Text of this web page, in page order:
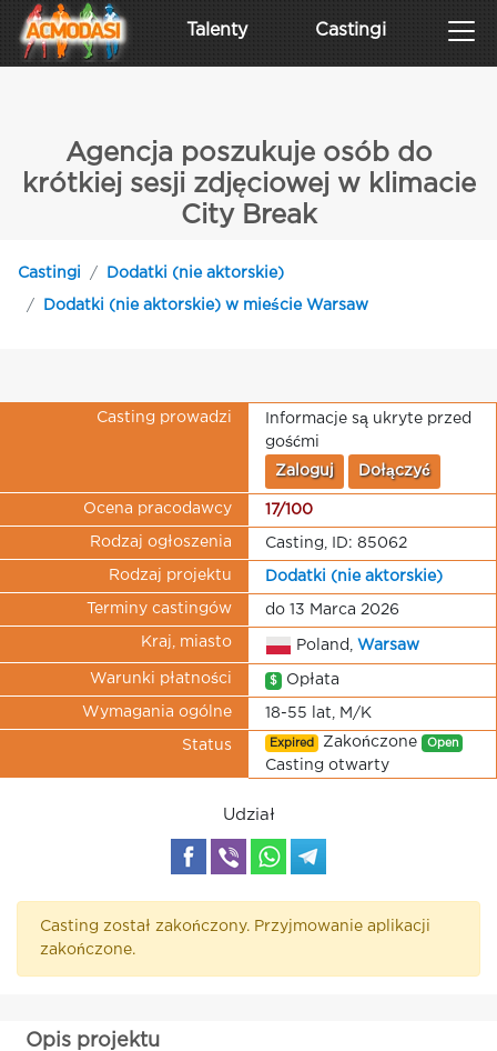
Talenty Castingi
Agencja poszukuje osób do
krótkiej sesji zdjęciowej w klimacie
City Break
Castingi Dodatki (nie aktorskie)
Dodatki (nie aktorskie) w mieście Warsaw
Casting prowadzi
Informacje są ukryte przed
gośćmi
Zaloguj Dołączyć
Ocena pracodawcy 17/100
Rodzaj ogłoszenia Casting, ID: 85062
Rodzaj projektu Dodatki (nie aktorskie)
Terminy castingów do 13 Marca 2026
Kraj, miasto Poland, Warsaw
Warunki płatności $ Opłata
Wymagania ogólne 18-55 lat, M/K
Status Expired Zakończone Open
Casting otwarty
Udział
Casting został zakończony. Przyjmowanie aplikacji
zakończone.
Opis projektu